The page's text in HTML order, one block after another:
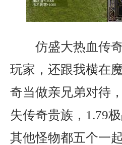
仿盛大热血传
玩家，还跟我横在
奇当做亲兄弟对待
失传奇贵族，1.79
其他怪物都五个一